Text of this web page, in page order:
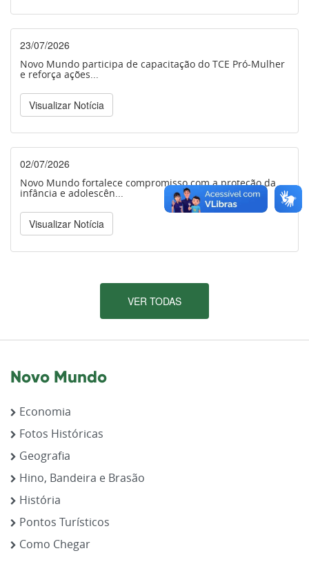
23/07/2026
Novo Mundo participa de capacitação do TCE Pró-Mulher
e reforça ações...
Visualizar Notícia
02/07/2026
Novo Mundo fortalece compromisso com a proteção da
infância e adolescên...
Visualizar Notícia
VER TODAS
Novo Mundo
Economia
Fotos Históricas
Geografia
Hino, Bandeira e Brasão
História
Pontos Turísticos
Como Chegar